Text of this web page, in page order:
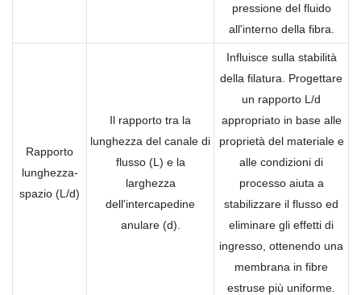
pressione del fluido
all'interno della fibra.
Rapporto
lunghezza-
spazio (L/d)
Il rapporto tra la
lunghezza del canale di
flusso (L) e la
larghezza
dell'intercapedine
anulare (d).
Influisce sulla stabilità
della filatura. Progettare
un rapporto L/d
appropriato in base alle
proprietà del materiale e
alle condizioni di
processo aiuta a
stabilizzare il flusso ed
eliminare gli effetti di
ingresso, ottenendo una
membrana in fibre
estruse più uniforme.